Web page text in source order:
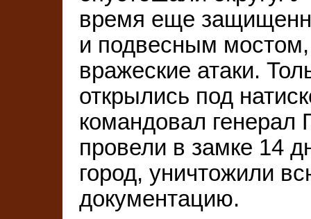
время еще
и подвесным
вражеские атаки.
открылись под
командовал генерал
провели в замке 14
город, уничтожили
документацию.